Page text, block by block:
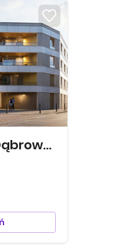
Apartamenty Dąbrowskiego 12